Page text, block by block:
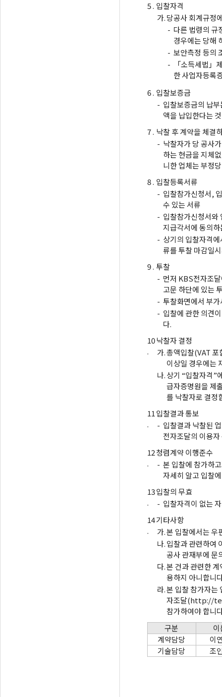
5 . 입찰자격
가.당공사 회계규정
- 다른 법령의 규
경우에는 당해
- 보안측정 등의
-
「소득세법」
한 사업자등록
6 . 입찰보증금
- 입찰보증금의 납
액을 납입한다는
7 . 낙찰 후 계약을 체결
- 낙찰자가 당 공사
하는 현금을 지체
니한 업체는 부정
8 . 입찰등록서류
- 입찰참가신청서,
수 있는 서류
- 입찰참가신청서와
지급각서에 동의
- 상기의 입찰자격
류를 투찰 마감일
9 . 투찰
- 먼저 KBS전자조
고문 하단에 있는
- 투찰화면에서 부
- 입찰에 관한 의견
다.
10
.
낙찰자 결정
가.총액입찰(VAT 포
이상일 경우에는
나.상기 “입찰자격”
급자증명원을 제
를 낙찰자로 결정
11
.
입찰결과 통보
- 입찰결과 낙찰된
전자조달의 이용
12
.
청렴계약 이행준수
- 본 입찰에 참가하
자세히 알고 입찰
13
.
입찰의 무효
- 입찰자격이 없는
14
.
기타사항
가.본 입찰에서는 우
나.입찰과 관련하여
공사 관재부에 문
다.본 건과 관련한
용하지 아니합니
라.본 입찰 참가자는
자조달(http://
참가하여야 합니
구분
계약담당
이
기술담당
조